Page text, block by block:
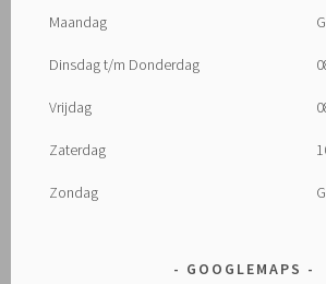
Maandag
Dinsdag t/m Donderdag
Vrijdag
Zaterdag
Zondag
GOOGLEMAPS